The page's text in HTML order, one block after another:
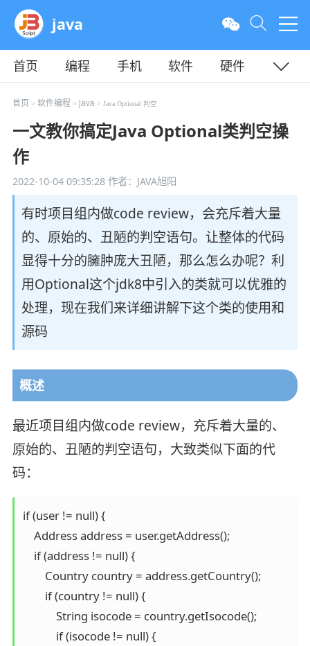
java
首页 编程 手机 软件
硬件
教程
平面 服务器
首页 > 软件编程 > java> Java Optional 判空
一文教你搞定Java Optional类判空操
作
2022-10-04 09:35:28作者：JAVA旭阳
有时项目组内做code review，会充斥着大量
的、原始的、丑陋的判空语句。让整体的代码
显得十分的臃肿庞大丑陋，那么怎么办呢？利
用Optional这个jdk8中引入的类就可以优雅的
处理，现在我们来详细讲解下这个类的使用和
源码
概述
最近项目组内做code review，充斥着大量的、
原始的、丑陋的判空语句，大致类似下面的代
码：
if (user != null) {
    Address address = user.getAddress();
    if (address != null) {
        Country country = address.getCountry();
        if (country != null) {
            String isocode = country.getIsocode();
            if (isocode != null) {